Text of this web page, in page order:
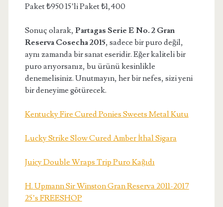
Paket ₺950 15’li Paket ₺1,400
Sonuç olarak, Partagas Serie E No. 2 Gran
Reserva Cosecha 2015, sadece bir puro değil,
aynı zamanda bir sanat eseridir. Eğer kaliteli bir
puro arıyorsanız, bu ürünü kesinlikle
denemelisiniz. Unutmayın, her bir nefes, sizi yeni
bir deneyime götürecek.
Kentucky Fire Cured Ponies Sweets Metal Kutu
Lucky Strike Slow Cured Amber İthal Sigara
Juicy Double Wraps Trip Puro Kağıdı
H. Upmann Sir Winston Gran Reserva 2011-2017
25’s FREESHOP